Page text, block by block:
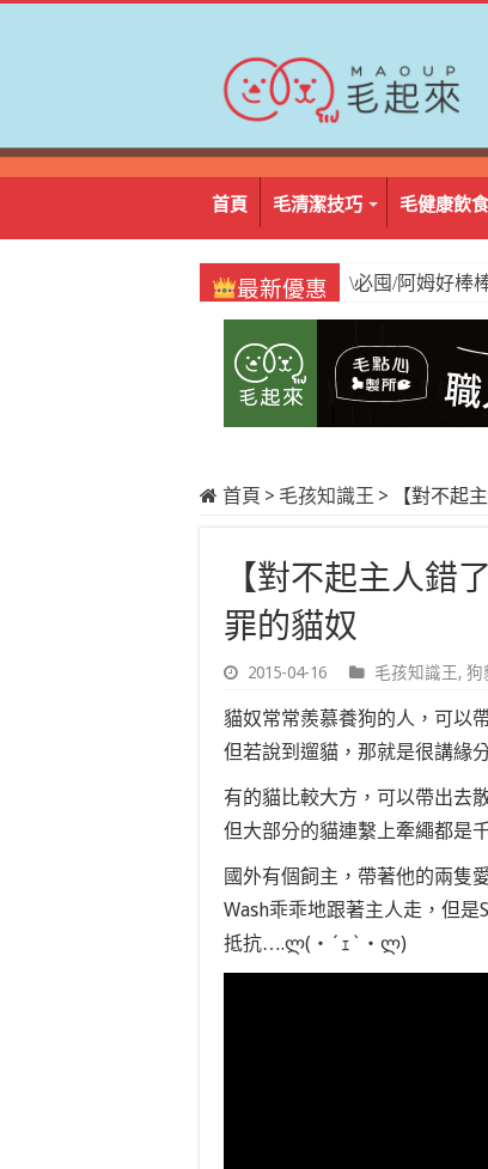
首頁 毛清潔技巧 毛健康飲食
最新優惠 \必囤/阿姆好棒
首頁 > 毛孩知識王 > 【對不起
【對不起主人錯
罪的貓奴
2015-04-16 毛孩知識王, 狗
貓奴常常羨慕養狗的人，可以
但若說到遛貓，那就是很講緣
有的貓比較大方，可以帶出去
但大部分的貓連繫上牽繩都是
國外有個飼主，帶著他的兩隻
Wash乖乖地跟著主人走，但
抵抗….ლ(・´ｪ`・ლ)